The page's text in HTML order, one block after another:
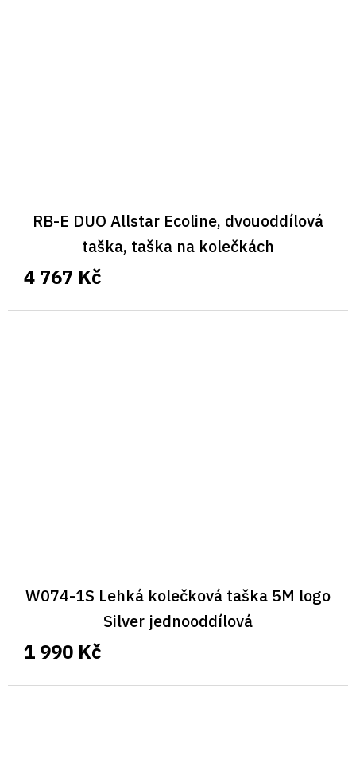
RB-E DUO Allstar Ecoline, dvouoddílová
taška, taška na kolečkách
4 767 Kč
W074-1S Lehká kolečková taška 5M logo
Silver jednooddílová
1 990 Kč